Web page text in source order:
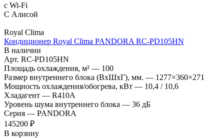
с Wi-Fi
С Алисой
Royal Clima
Кондиционер Royal Clima PANDORA RC-PD105HN
В наличии
Арт. RC-PD105HN
Площадь охлаждения, м² — 100
Размер внутреннего блока (ВхШхГ), мм. — 1277×360×271
Мощность охлаждения/обогрева, кВт — 10,4 / 10,6
Хладагент — R410A
Уровень шума внутреннего блока — 36 дБ
Серия — PANDORA
145200 ₽
В корзину